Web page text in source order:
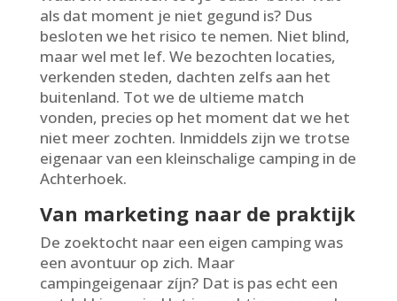
als dat moment je niet gegund is? Dus
besloten we het risico te nemen. Niet blind,
maar wel met lef. We bezochten locaties,
verkenden steden, dachten zelfs aan het
buitenland. Tot we de ultieme match
vonden, precies op het moment dat we het
niet meer zochten. Inmiddels zijn we trotse
eigenaar van een kleinschalige camping in de
Achterhoek.
Van marketing naar de praktijk
De zoektocht naar een eigen camping was
een avontuur op zich. Maar
campingeigenaar zíjn? Dat is pas echt een